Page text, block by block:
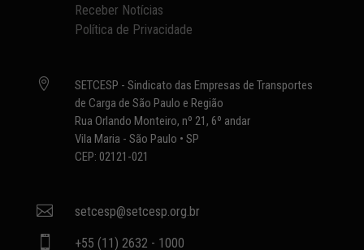
Receber Notícias
Política de Privacidade

SETCESP - Sindicato das Empresas de Transportes
de Carga de São Paulo e Região
Rua Orlando Monteiro, nº 21, 6º andar
Vila Maria - São Paulo • SP
CEP: 02121-021
 setcesp@setcesp.org.br
 +55 (11) 2632 - 1000